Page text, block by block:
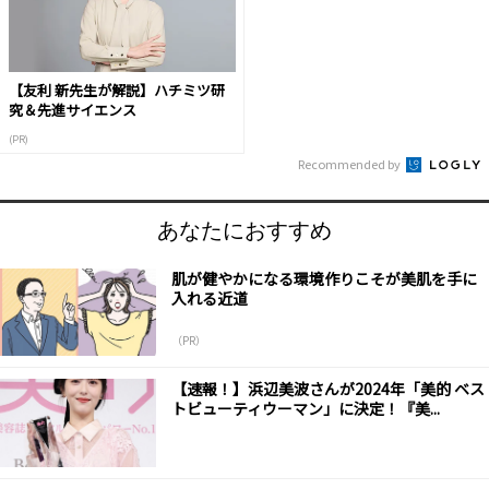
【友利 新先生が解説】ハチミツ研
究＆先進サイエンス
(PR)
Recommended by
あなたにおすすめ
肌が健やかになる環境作りこそが美肌を手に
入れる近道
（PR）
【速報！】浜辺美波さんが2024年「美的 ベス
トビューティウーマン」に決定！『美...